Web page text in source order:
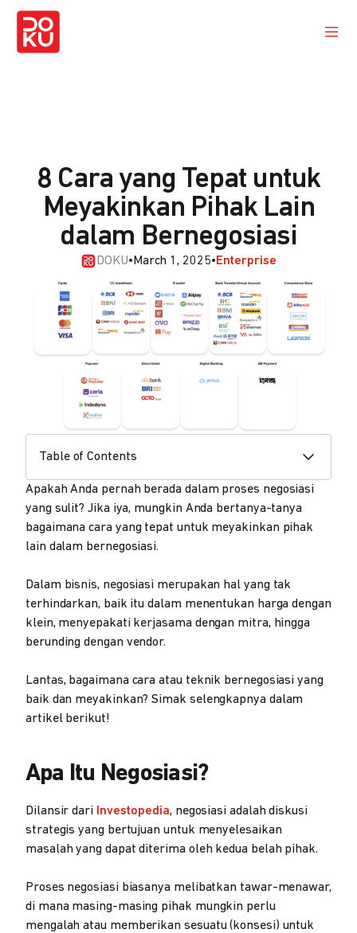
8 Cara yang Tepat untuk
Meyakinkan Pihak Lain
dalam Bernegosiasi
DOKU• March 1, 2025•Enterprise
Table of Contents
Apakah Anda pernah berada dalam proses negosiasi
yang sulit? Jika iya, mungkin Anda bertanya-tanya
bagaimana cara yang tepat untuk meyakinkan pihak
lain dalam bernegosiasi.
Dalam bisnis, negosiasi merupakan hal yang tak
terhindarkan, baik itu dalam menentukan harga dengan
klein, menyepakati kerjasama dengan mitra, hingga
berunding dengan vendor.
Lantas, bagaimana cara atau teknik bernegosiasi yang
baik dan meyakinkan? Simak selengkapnya dalam
artikel berikut!
Apa Itu Negosiasi?
Dilansir dari Investopedia, negosiasi adalah diskusi
strategis yang bertujuan untuk menyelesaikan
masalah yang dapat diterima oleh kedua belah pihak.
Proses negosiasi biasanya melibatkan tawar-menawar,
di mana masing-masing pihak mungkin perlu
mengalah atau memberikan sesuatu (konsesi) untuk